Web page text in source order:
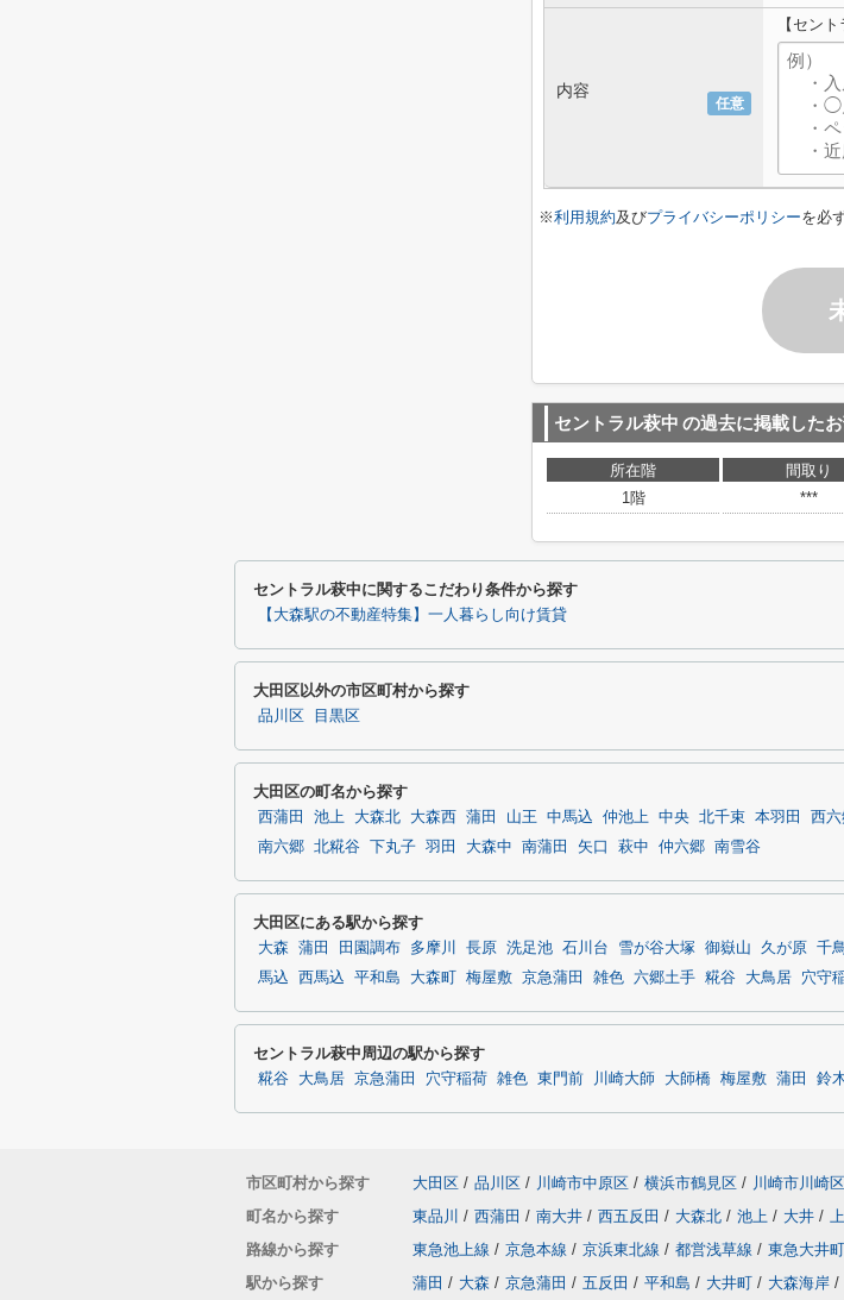
任意
内容
【セン
※利用規約及びプライバシーポリシーを必
セントラル萩中 の過去に掲載した
所在階 間取り
1階
***
セントラル萩中に関するこだわり条件から探す
【大森駅の不動産特集】一人暮らし向け賃貸
大田区以外の市区町村から探す
品川区 目黒区
大田区の町名から探す
西蒲田 池上 大森北 大森西 蒲田 山王 中馬込 仲池上 中央 北千束 本羽田 西
南六郷 北糀谷 下丸子 羽田 大森中 南蒲田 矢口 萩中 仲六郷 南雪谷
大田区にある駅から探す
大森 蒲田 田園調布 多摩川 長原 洗足池 石川台 雪が谷大塚 御嶽山 久が原 千
馬込
西馬込 平和島 大森町 梅屋敷 京急蒲田 雑色 六郷土手 糀谷 大鳥居 穴守
セントラル萩中周辺の駅から探す
糀谷 大鳥居 京急蒲田 穴守稲荷 雑色 東門前 川崎大師 大師橋 梅屋敷 蒲田 鈴
市区町村から探す 大田区 / 品川区 / 川崎市中原区 / 横浜市鶴見区 / 川崎市川崎区
町名から探す
東品川 / 西蒲田 / 南大井 / 西五反田 / 大森北 / 池上 / 大井 /
路線から探す
東急池上線 / 京急本線 / 京浜東北線 / 都営浅草線 / 東急大井
駅から探す
蒲田 / 大森 / 京急蒲田 / 五反田 / 平和島 / 大井町 / 大森海岸 /